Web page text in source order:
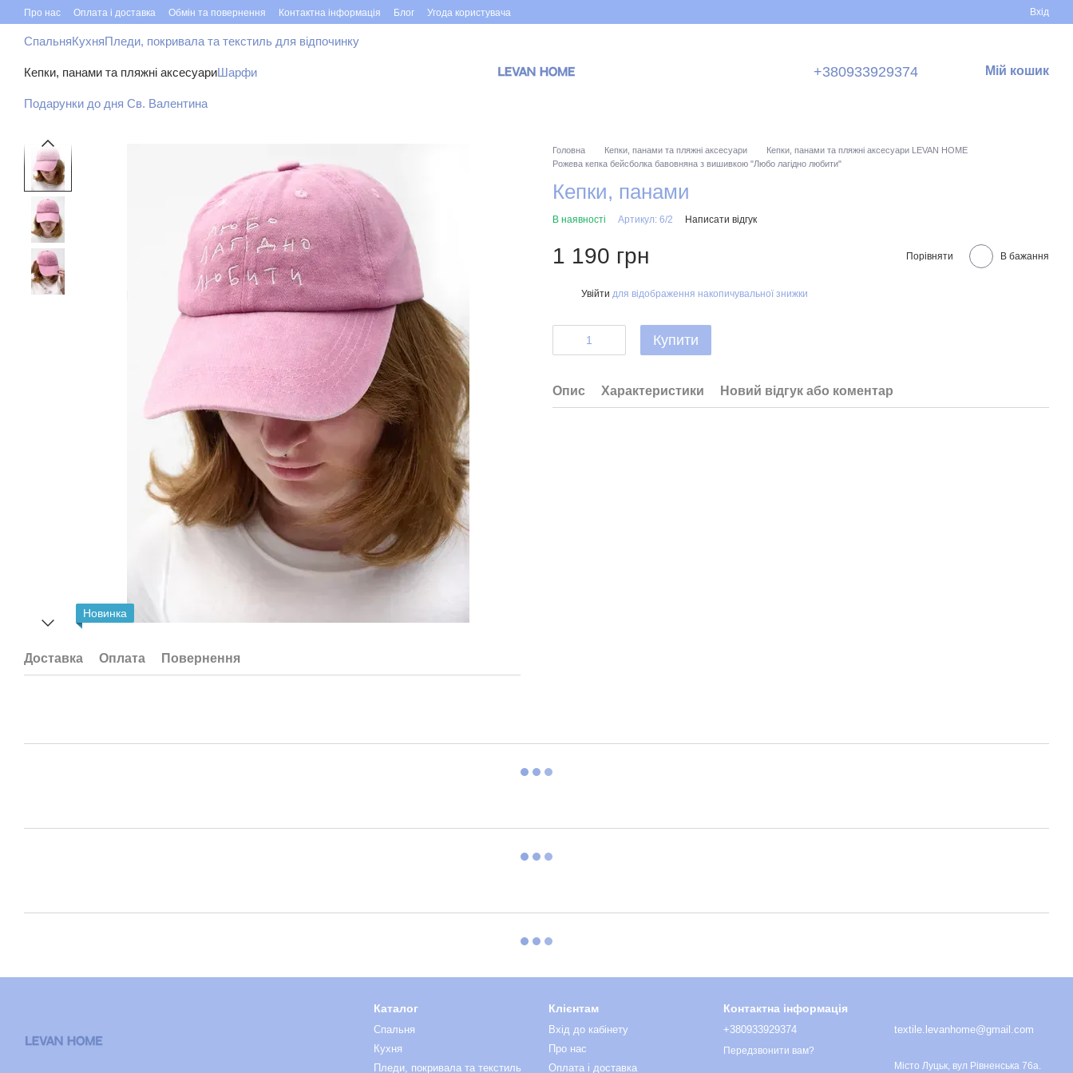
Перейти до основного контенту
Про нас Оплата і доставка Обмін та повернення Контактна інформація Блог Угода користувача Вхід
СпальняКухняПледи, покривала та текстиль для відпочинку
Кепки, панами та пляжні аксесуариШарфи
Подарунки до дня Св. Валентина
+380933929374 Мій кошик
Новинка
Доставка Оплата Повернення
Головна Кепки, панами та пляжні аксесуари
Кепки, панами та пляжні аксесуари LEVAN HOME
Рожева кепка бейсболка бавовняна з вишивкою "Любо лагідно любити"
Кепки, панами
В наявності Артикул: 6/2 Написати відгук
1 190 грн Порівняти В бажання
Увійти для відображення накопичувальної знижки
Купити
Опис Характеристики Новий відгук або коментар
Каталог
Спальня
Кухня
Пледи, покривала та текстиль
Клієнтам
Вхід до кабінету
Про нас
Оплата і доставка
Контактна інформація
+380933929374
Передзвонити вам?
textile.levanhome@gmail.com
Місто Луцьк, вул Рівненська 76а.